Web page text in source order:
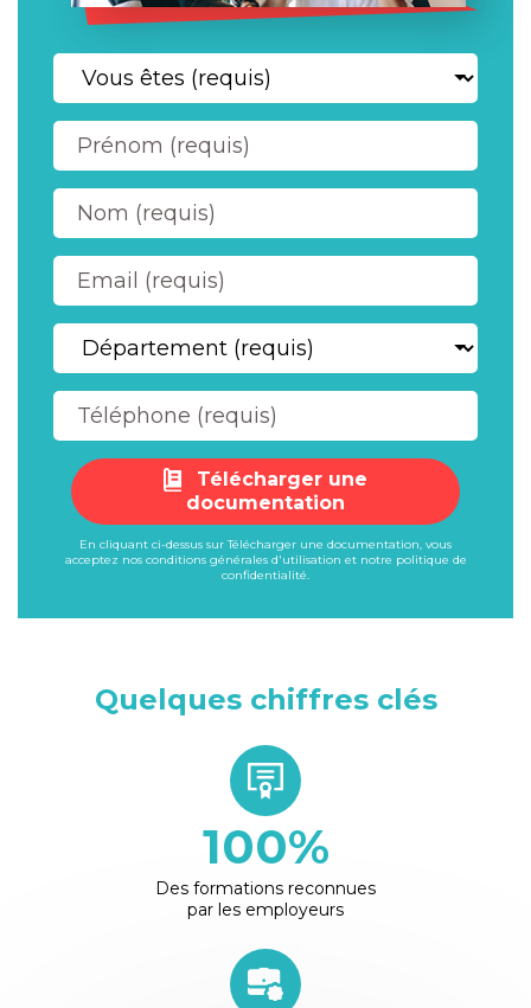
documentation
En cliquant ci-dessus sur Télécharger une documentation, vous
acceptez nos conditions générales d'utilisation et notre politique de
confidentialité.
Quelques chiffres clés
100%
Des formations reconnues
par les employeurs